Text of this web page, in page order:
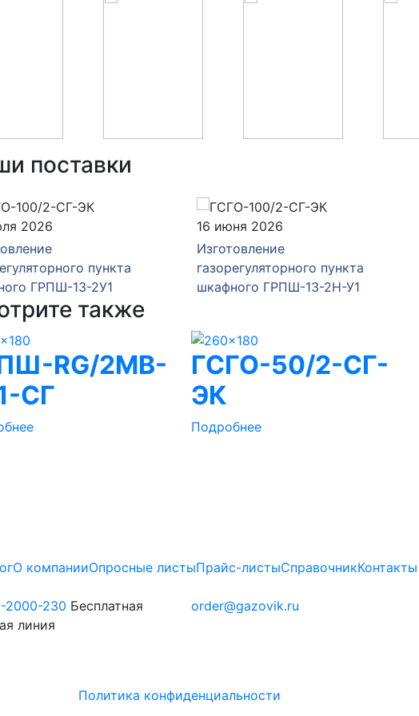
поставки
2026
пункта
ГРПШ-13-2У1
16 июня 2026
Изготовление
газорегуляторного пункта
шкафного ГРПШ-13-2Н-У1
также
RG/2MB-
СГ
ГСГО-50/2-СГ-
ЭК
Подробнее
О компанииОпросные листыПрайс-листыСправочникКонтакты
2000-230 Бесплатная
линия
order@gazovik.ru
Политика конфиденциальности